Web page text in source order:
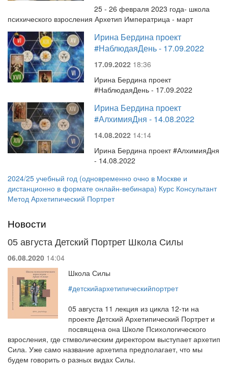
25 - 26 февраля 2023 года- школа
психического взросления Архетип Императрица - март
Ирина Бердина проект
#НаблюдаяДень - 17.09.2022
17.09.2022 18:36
Ирина Бердина проект
#НаблюдаяДень - 17.09.2022
Ирина Бердина проект
#АлхимияДня - 14.08.2022
14.08.2022 14:14
Ирина Бердина проект #АлхимияДня
- 14.08.2022
2024/25 учебный год (одновременно очно в Москве и
дистанционно в формате онлайн-вебинара) Курс Консультант
Метод Архетипический Портрет
Новости
05 августа Детский Портрет Школа Силы
06.08.2020 14:04
Школа Силы
#детскийархетипическийпортрет
05 августа 11 лекция из цикла 12-ти на
проекте Детский Архетипический Портрет и
посвящена она Школе Психологического
взросления, где стмволическим директором выступает архетип
Сила. Уже само название архетипа предполагает, что мы
будем говорить о разных видах Силы.